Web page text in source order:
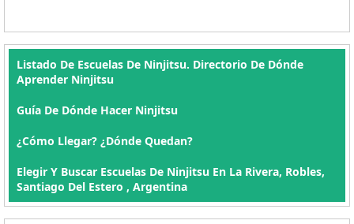
Listado De Escuelas De Ninjitsu. Directorio De Dónde
Aprender Ninjitsu
Guía De Dónde Hacer Ninjitsu
¿Cómo Llegar? ¿Dónde Quedan?
Elegir Y Buscar Escuelas De Ninjitsu En La Rivera, Robles,
Santiago Del Estero , Argentina